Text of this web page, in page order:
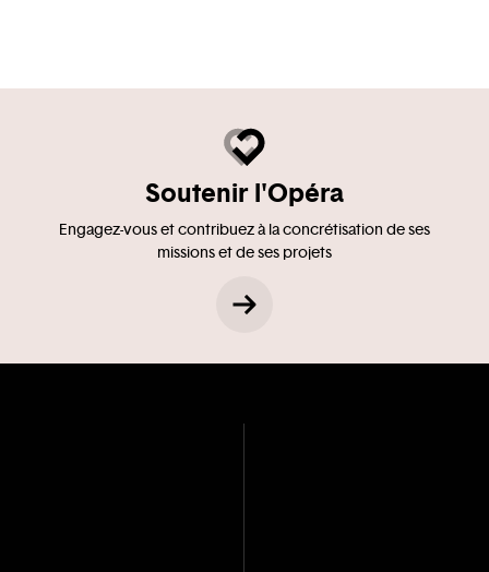
Soutenir l'Opéra
Engagez-vous et contribuez à la concrétisation de ses
missions et de ses projets